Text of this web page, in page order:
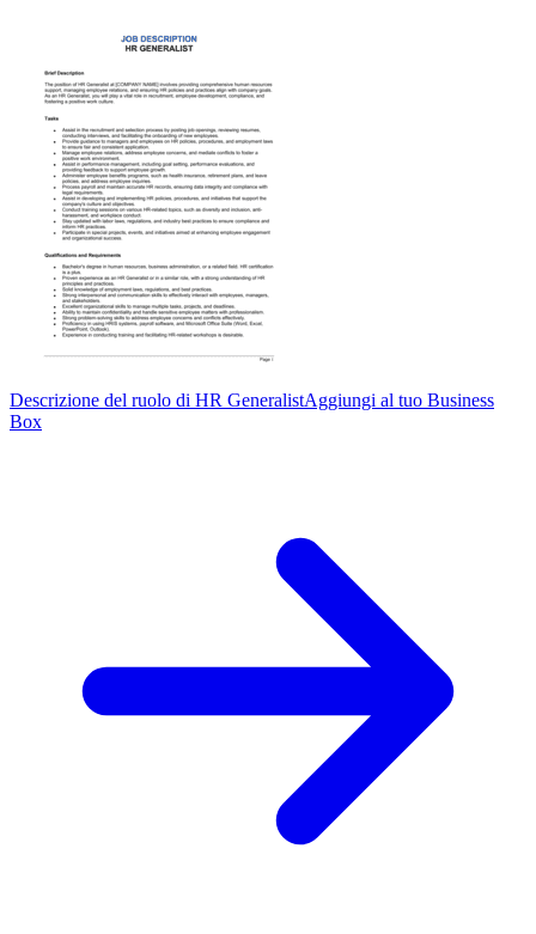
Descrizione del ruolo di HR GeneralistAggiungi al tuo Business
Box